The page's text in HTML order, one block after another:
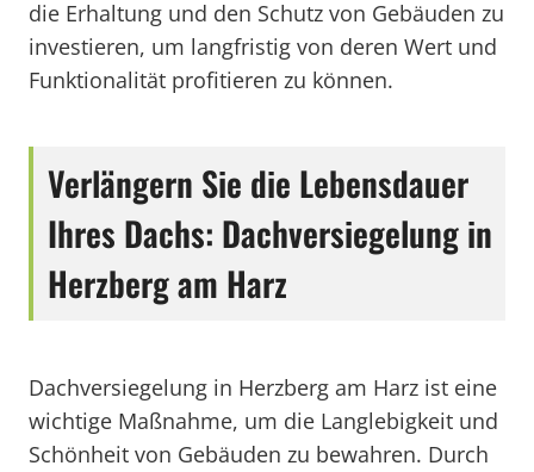
die Erhaltung und den Schutz von Gebäuden zu
investieren, um langfristig von deren Wert und
Funktionalität profitieren zu können.
Verlängern Sie die Lebensdauer
Ihres Dachs: Dachversiegelung in
Herzberg am Harz
Dachversiegelung in Herzberg am Harz ist eine
wichtige Maßnahme, um die Langlebigkeit und
Schönheit von Gebäuden zu bewahren. Durch